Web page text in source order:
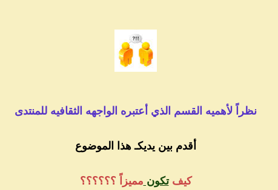
نظراً لأهميه القسم الذي أعتبره الواجهه الثقافيه للمنتدى
أقدم بين يديكـ هذا الموضوع
كيفتكون مميزاً ؟؟؟؟؟؟